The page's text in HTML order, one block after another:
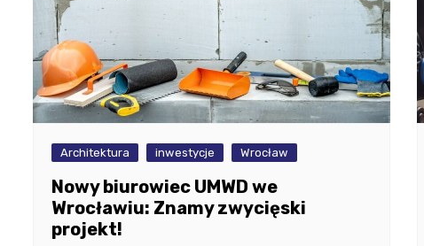
Architektura inwestycje Wrocław
Nowy biurowiec UMWD we
Wrocławiu: Znamy zwycięski
projekt!